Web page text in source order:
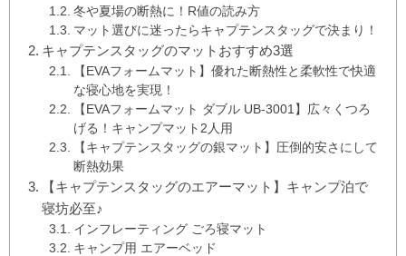
冬や夏場の断熱に！R値の読み方
マット選びに迷ったらキャプテンスタッグで決まり！
キャプテンスタッグのマットおすすめ3選
【EVAフォームマット】優れた断熱性と柔軟性で快適
な寝心地を実現！
【EVAフォームマット ダブル UB-3001】広々くつろ
げる！キャンプマット2人用
【キャプテンスタッグの銀マット】圧倒的安さにして
断熱効果
【キャプテンスタッグのエアーマット】キャンプ泊で
寝坊必至♪
インフレーティング ごろ寝マット
キャンプ用 エアーベッド